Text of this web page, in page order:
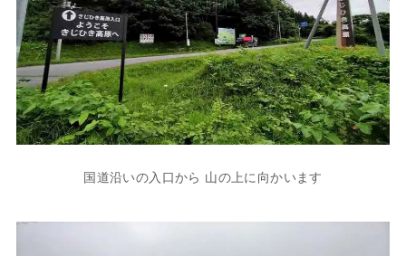
国道沿いの入口から 山の上に向かいます